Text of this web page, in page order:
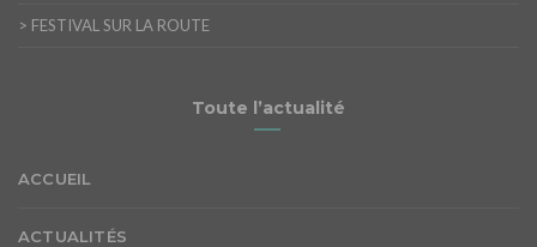
> FESTIVAL SUR LA ROUTE
Toute l’actualité
ACCUEIL
ACTUALITÉS